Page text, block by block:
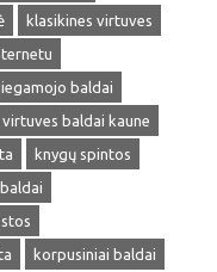
klasikines virtuves
baldai
virtuves baldai kaune
knygų spintos
korpusiniai baldai